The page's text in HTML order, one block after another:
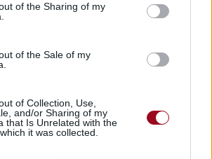
of the Sharing of my
of the Sale of my
of Collection, Use,
and/or Sharing of my
that Is Unrelated with the
it was collected.
le 3 mai 2018 à 7h37.
: Roses